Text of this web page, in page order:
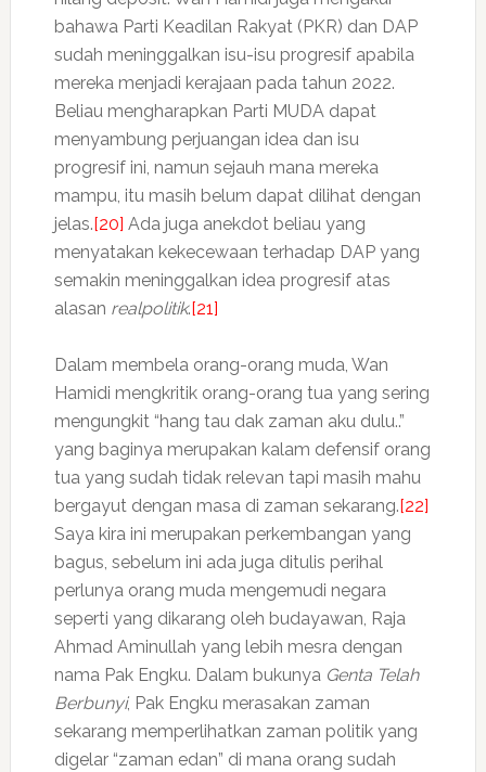
bahawa Parti Keadilan Rakyat (PKR) dan DAP
sudah meninggalkan isu-isu progresif apabila
mereka menjadi kerajaan pada tahun 2022.
Beliau mengharapkan Parti MUDA dapat
menyambung perjuangan idea dan isu
progresif ini, namun sejauh mana mereka
mampu, itu masih belum dapat dilihat dengan
jelas. [20] Ada juga anekdot beliau yang
menyatakan kekecewaan terhadap DAP yang
semakin meninggalkan idea progresif atas
alasan realpolitik. [21]
Dalam membela orang-orang muda, Wan
Hamidi mengkritik orang-orang tua yang sering
mengungkit “hang tau dak zaman aku dulu..”
yang baginya merupakan kalam defensif orang
tua yang sudah tidak relevan tapi masih mahu
bergayut dengan masa di zaman sekarang. [22]
Saya kira ini merupakan perkembangan yang
bagus, sebelum ini ada juga ditulis perihal
perlunya orang muda mengemudi negara
seperti yang dikarang oleh budayawan, Raja
Ahmad Aminullah yang lebih mesra dengan
nama Pak Engku. Dalam bukunya Genta Telah
Berbunyi, Pak Engku merasakan zaman
sekarang memperlihatkan zaman politik yang
digelar “zaman edan” di mana orang sudah